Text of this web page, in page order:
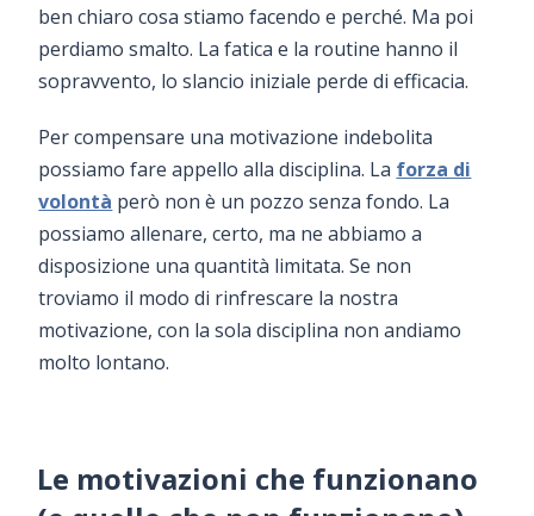
ben chiaro cosa stiamo facendo e perché. Ma poi
perdiamo smalto. La fatica e la routine hanno il
sopravvento, lo slancio iniziale perde di efficacia.
Per compensare una motivazione indebolita
possiamo fare appello alla disciplina. La forza di
volontà però non è un pozzo senza fondo. La
possiamo allenare, certo, ma ne abbiamo a
disposizione una quantità limitata. Se non
troviamo il modo di rinfrescare la nostra
motivazione, con la sola disciplina non andiamo
molto lontano.
Le motivazioni che funzionano